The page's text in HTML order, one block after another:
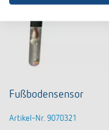
Fußbodensensor
Artikel-Nr. 9070321